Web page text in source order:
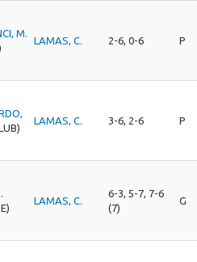
M.
LAMAS, C. 2-6, 0-6 P
LAMAS, C. 3-6, 2-6 P
LAMAS, C.
6-3, 5-7, 7-6
(7)
G